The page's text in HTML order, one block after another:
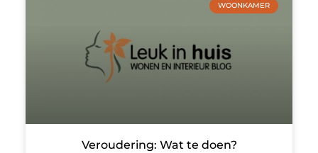
WOONKAMER
Veroudering: Wat te doen?